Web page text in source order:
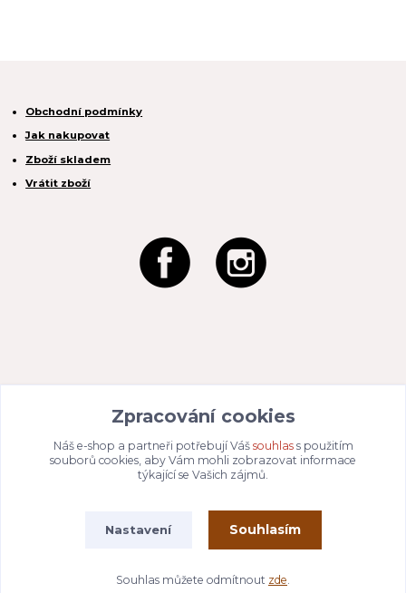
Obchodní podmínky
Jak nakupovat
Zboží skladem
Vrátit zboží
049 80 662
/ DIČ: CZ04980662
info@dizajnvbydleni.cz
940 214 829
Vytvořeno na Eshop-rychle.cz
Zpracování cookies
Náš e-shop a partneři potřebují Váš souhlass použitím
souborů cookies, aby Vám mohli zobrazovat informace
týkající se Vašich zájmů.
Nastavení Souhlasím
Souhlas můžete odmítnout zde